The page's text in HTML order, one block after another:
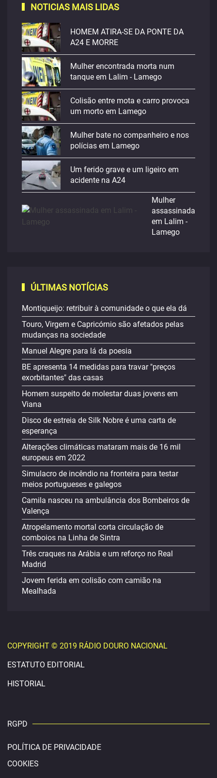
NOTICIAS MAIS LIDAS
HOMEM ATIRA-SE DA PONTE DA
A24 E MORRE
Mulher encontrada morta num
tanque em Lalim - Lamego
Colisão entre mota e carro provoca
um morto em Lamego
Mulher bate no companheiro e nos
polícias em Lamego
Um ferido grave e um ligeiro em
acidente na A24
Mulher
assassinada
em Lalim -
Lamego
ÚLTIMAS NOTÍCIAS
Montiqueijo: retribuir à comunidade o que ela dá
Touro, Virgem e Capricórnio são afetados pelas
mudanças na sociedade
Manuel Alegre para lá da poesia
BE apresenta 14 medidas para travar "preços
exorbitantes" das casas
Homem suspeito de molestar duas jovens em
Viana
Disco de estreia de Silk Nobre é uma carta de
esperança
Alterações climáticas mataram mais de 16 mil
europeus em 2022
Simulacro de incêndio na fronteira para testar
meios portugueses e galegos
Camila nasceu na ambulância dos Bombeiros de
Valença
Atropelamento mortal corta circulação de
comboios na Linha de Sintra
Três craques na Arábia e um reforço no Real
Madrid
Jovem ferida em colisão com camião na
Mealhada
COPYRIGHT © 2019 RÁDIO DOURO NACIONAL
ESTATUTO EDITORIAL
HISTORIAL
RGPD
POLÍTICA DE PRIVACIDADE
COOKIES